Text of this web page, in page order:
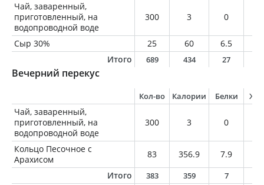
Чай, заваренный,
приготовленный, на
водопроводной воде
300 3 0
Сыр 30% 25 60 6.5
Итого
689 434 27
Вечерний перекус
Кол-во Калории Белки
Чай, заваренный,
приготовленный, на
водопроводной воде
300 3 0
Кольцо Песочное с
Арахисом
83 356.9 7.9
Итого
383 359 7